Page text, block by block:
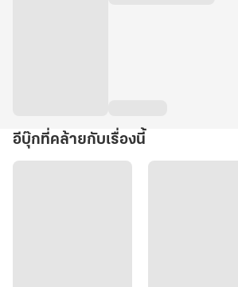
อีบุ๊กที่คล้ายกับเรื่องนี้